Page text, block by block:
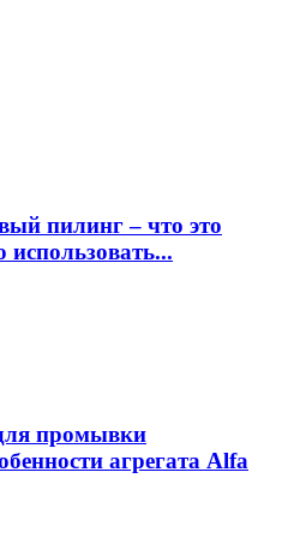
пилинг – что это
использовать...
промывки
агрегата Alfa